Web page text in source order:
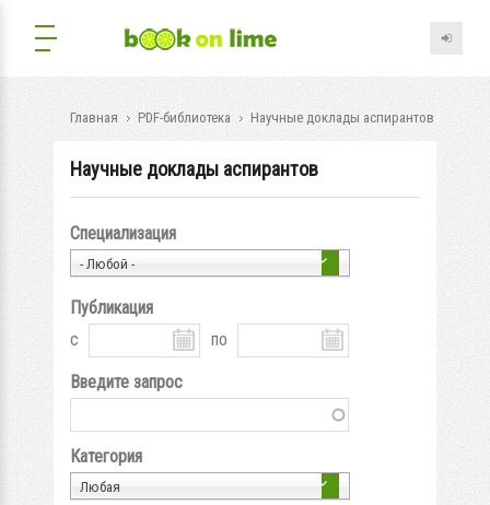
Главная PDF-библиотека Научные доклады аспирантов
Научные доклады аспирантов
Специализация
- Любой -
Публикация
с
по
Введите запрос
Категория
Любая